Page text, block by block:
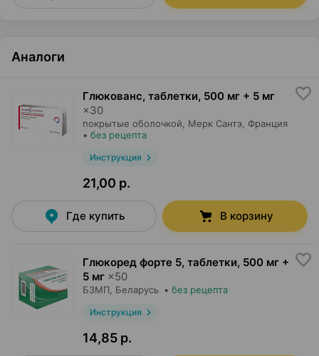
Аналоги
Глюкованс, таблетки, 500 мг + 5 мг
×30
покрытые оболочкой, Мерк Сантэ , Франция
• без рецепта
Инструкция
21,00 р.
Где купить В корзину
Глюкоред форте 5, таблетки, 500 мг +
5 мг ×50
БЗМП , Беларусь • без рецепта
Инструкция
14,85 р.